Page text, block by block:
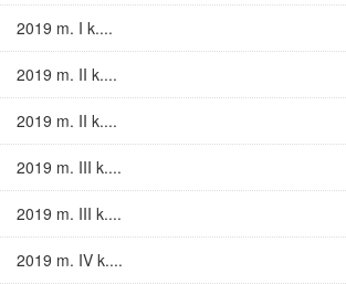
2019 m. I k....
2019 m. II k....
2019 m. II k....
2019 m. III k....
2019 m. III k....
2019 m. IV k....